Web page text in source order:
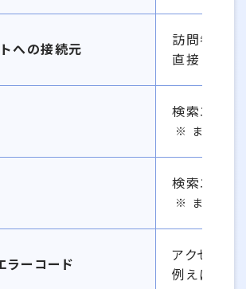
への接続元
訪問者がサ
直接 URL
検索エンジ
まれに文
検索エンジ
まれに文
ーコード
アクセスエ
例えば 404